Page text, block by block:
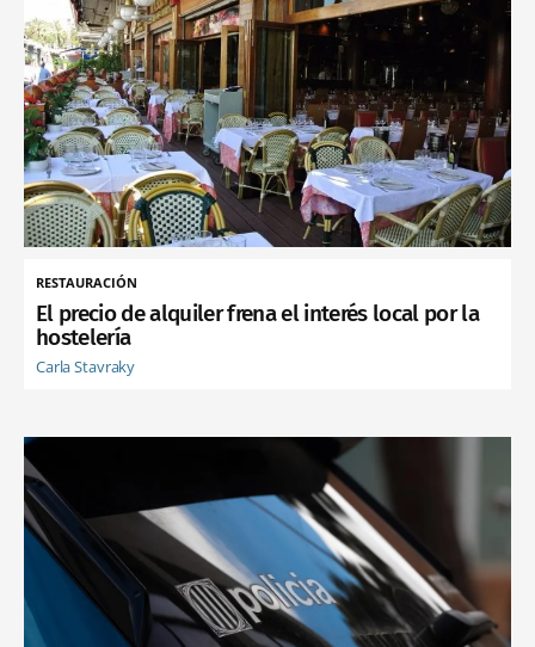
RESTAURACIÓN
El precio de alquiler frena el interés local por la
hostelería
Carla Stavraky